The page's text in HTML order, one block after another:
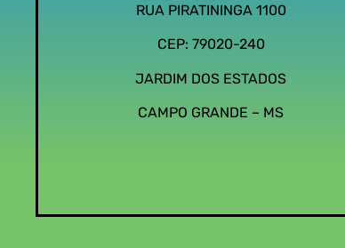
RUA PIRATININGA 1100
CEP: 79020-240
JARDIM DOS ESTADOS
CAMPO GRANDE – MS